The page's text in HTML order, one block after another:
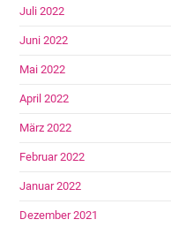
Juli 2022
Juni 2022
Mai 2022
April 2022
März 2022
Februar 2022
Januar 2022
Dezember 2021